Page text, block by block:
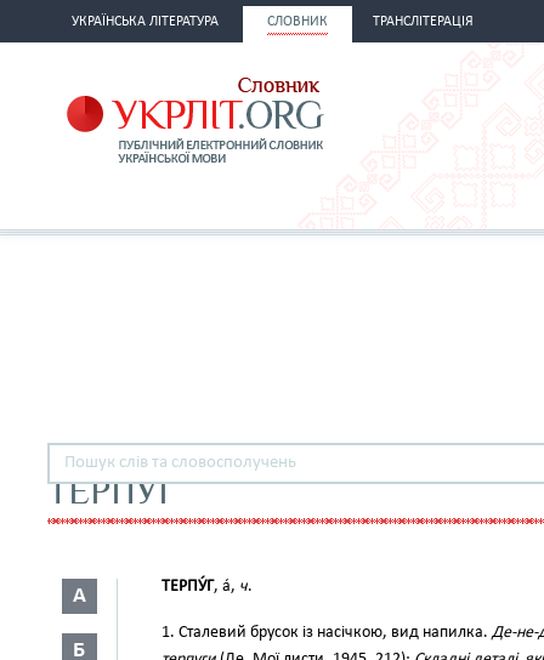
УКРАЇНСЬКА ЛІТЕРАТУРА СЛОВНИК ТРАНСЛІТЕРАЦІЯ
ТЕРПУГ
А
Б
ТЕРПУ́Г, а́, ч.
1. Сталевий брусок із насічкою, вид напилка.Де-не-